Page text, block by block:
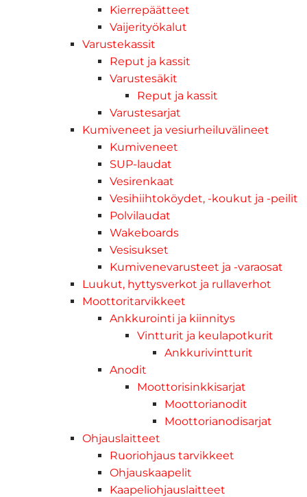
Kierrepäätteet
Vaijerityökalut
Varustekassit
Reput ja kassit
Varustesäkit
Reput ja kassit
Varustesarjat
Kumiveneet ja vesiurheiluvälineet
Kumiveneet
SUP-laudat
Vesirenkaat
Vesihiihtoköydet, -koukut ja -peilit
Polvilaudat
Wakeboards
Vesisukset
Kumivenevarusteet ja -varaosat
Luukut, hyttysverkot ja rullaverhot
Moottoritarvikkeet
Ankkurointi ja kiinnitys
Vintturit ja keulapotkurit
Ankkurivintturit
Anodit
Moottorisinkkisarjat
Moottorianodit
Moottorianodisarjat
Ohjauslaitteet
Ruoriohjaus tarvikkeet
Ohjauskaapelit
Kaapeliohjauslaitteet